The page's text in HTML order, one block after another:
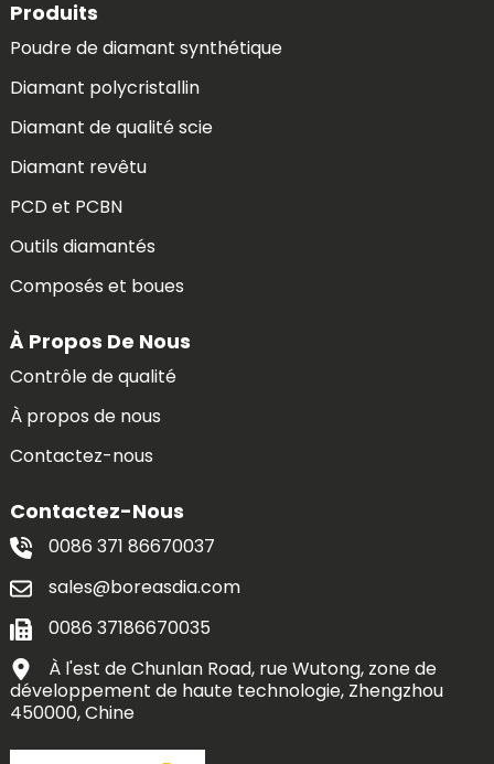
Produits
Poudre de diamant synthétique
Diamant polycristallin
Diamant de qualité scie
Diamant revêtu
PCD et PCBN
Outils diamantés
Composés et boues
À Propos De Nous
Contrôle de qualité
À propos de nous
Contactez-nous
Contactez-Nous
0086 371 86670037
sales@boreasdia.com
0086 37186670035
À l'est de Chunlan Road, rue Wutong, zone de
développement de haute technologie, Zhengzhou
450000, Chine